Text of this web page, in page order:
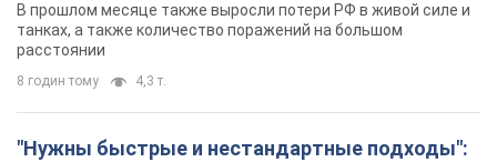
В прошлом месяце также выросли потери РФ в живой силе и
танках, а также количество поражений на большом
расстоянии
8 годин тому 4,3 т.
"Нужны быстрые и нестандартные подходы":